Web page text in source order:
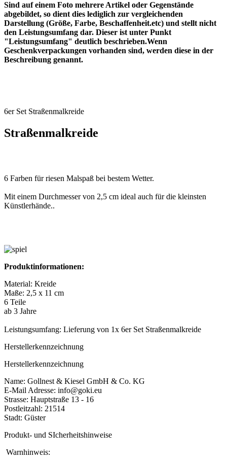
Sind auf einem Foto mehrere Artikel oder Gegenstände
abgebildet, so dient dies lediglich zur vergleichenden
Darstellung (Größe, Farbe, Beschaffenheit.etc) und stellt nicht
den Leistungsumfang dar. Dieser ist unter Punkt
"Leistungsumfang" deutlich beschrieben.Wenn
Geschenkverpackungen vorhanden sind, werden diese in der
Beschreibung genannt.
6er Set Straßenmalkreide
Straßenmalkreide
6 Farben für riesen Malspaß bei bestem Wetter.
Mit einem Durchmesser von 2,5 cm ideal auch für die kleinsten
Künstlerhände..
Produktinformationen:
Material: Kreide
Maße: 2,5 x 11 cm
6 Teile
ab 3 Jahre
Leistungsumfang: Lieferung von 1x 6er Set Straßenmalkreide
Herstellerkennzeichnung
Herstellerkennzeichnung
Name: Gollnest & Kiesel GmbH & Co. KG
E-Mail Adresse: info@goki.eu
Strasse: Hauptstraße 13 - 16
Postleitzahl: 21514
Stadt: Güster
Produkt- und SIcherheitshinweise
Warnhinweis: